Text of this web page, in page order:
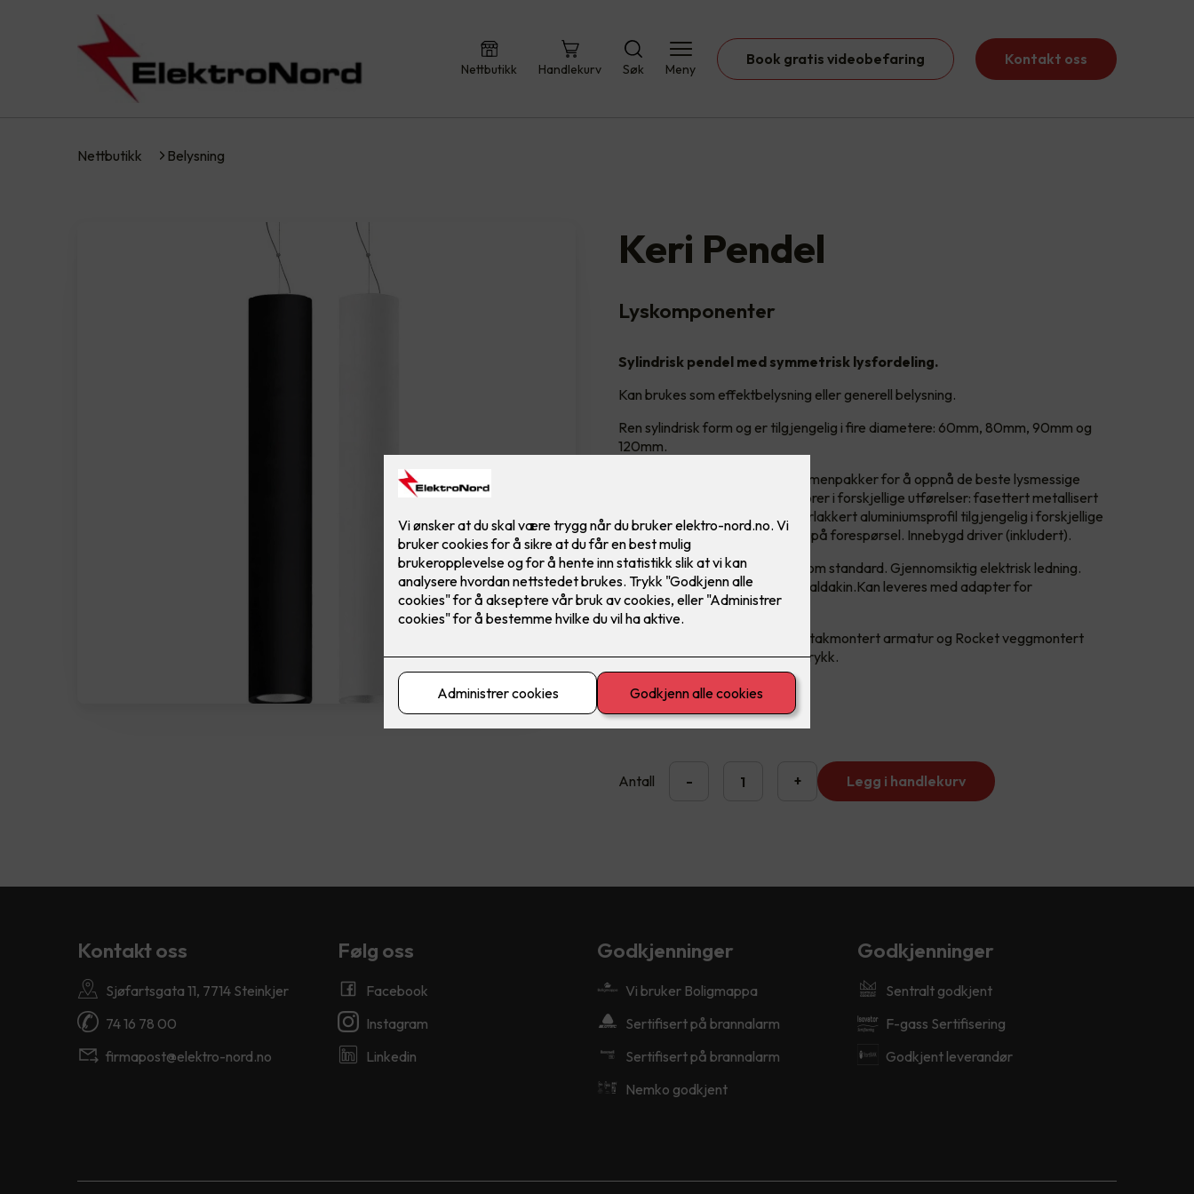
Nettbutikk Handlekurv Søk Meny
Book gratis videobefaring Kontakt oss
Nettbutikk Belysning
Keri Pendel
Lyskomponenter
Sylindrisk pendel med symmetrisk lysfordeling.
Kan brukes som effektbelysning eller generell belysning.
Ren sylindrisk form og er tilgjengelig i fire diametere: 60mm, 80mm, 90mm og
120mm.
Stort utvalg av reflektorer og lumenpakker for å oppnå de beste lysmessige
resultatene. Aluminiumsreflektorer i forskjellige utførelser: fasettert metallisert
eller sandblåst anodisert. Pulverlakkert aluminiumsprofil tilgjengelig i forskjellige
utførelser. Tilpasset RAL-farge på forespørsel. Innebygd driver (inkludert).
Leveres med 1 meter stålwire som standard. Gjennomsiktig elektrisk ledning.
Montert i taket med sylindrisk baldakin.Kan leveres med adapter for
trefaseskinner.
Keri kan kombineres med Gota takmontert armatur og Rocket veggmontert
armatur for å få et helhetlig uttrykk.
4,900,-
Antall - + Legg i handlekurv
Kontakt oss
Sjøfartsgata 11, 7714 Steinkjer
74 16 78 00
firmapost@elektro-nord.no
Følg oss
Facebook
Instagram
Linkedin
Godkjenninger
Vi bruker Boligmappa
Sertifisert på brannalarm
Sertifisert på brannalarm
Nemko godkjent
Godkjenninger
Sentralt godkjent
F-gass Sertifisering
Godkjent leverandør